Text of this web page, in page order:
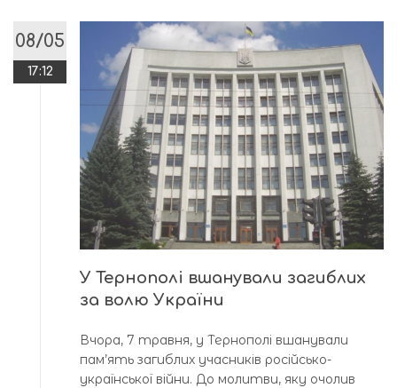
08/05
17:12
У Тернополі вшанували загиблих
за волю України
Вчора, 7 травня, у Тернополі вшанували
пам’ять загиблих учасників російсько-
української війни. До молитви, яку очолив